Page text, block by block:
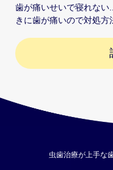
歯が痛いせいで寝れない... 「歯が痛いせいで眠れない」「
きに歯が痛いので対処
「すぐには歯医者に行
処方法について解説いたします。 寝る前や寝
すい原因とは？ 寝る前や寝起きになると歯が痛みやすくなる原
病が悪化することで夜
また、ストレスで寝て
ると末梢神経が刺激さ
虫歯治療が上手な